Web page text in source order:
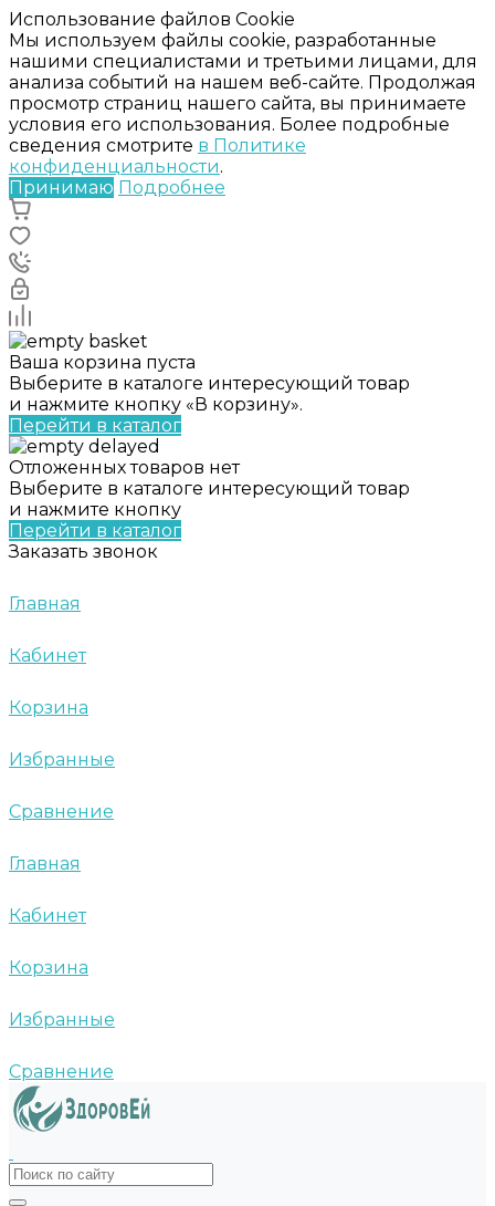
Использование файлов Cookie
Мы используем файлы cookie, разработанные
нашими специалистами и третьими лицами, для
анализа событий на нашем веб-сайте. Продолжая
просмотр страниц нашего сайта, вы принимаете
условия его использования. Более подробные
сведения смотрите в Политике
конфиденциальности.
Принимаю Подробнее
Ваша корзина пуста
Выберите в каталоге интересующий товар
и нажмите кнопку «В корзину».
Перейти в каталог
Отложенных товаров нет
Выберите в каталоге интересующий товар
и нажмите кнопку
Перейти в каталог
Заказать звонок
Главная
Кабинет
Корзина
Избранные
Сравнение
Главная
Кабинет
Корзина
Избранные
Сравнение